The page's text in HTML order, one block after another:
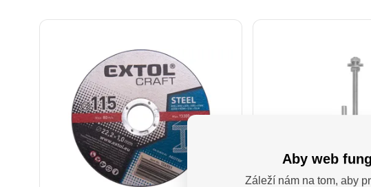
Aby web
Záleží nám na tom, aby